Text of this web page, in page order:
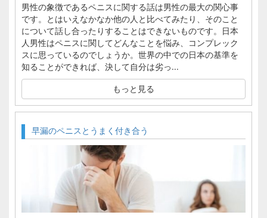
男性の象徴であるペニスに関する話は男性の最大の関心事
です。とはいえなかなか他の人と比べてみたり、そのこと
について話し合ったりすることはできないものです。日本
人男性はペニスに関してどんなことを悩み、コンプレック
スに思っているのでしょうか。世界の中での日本の基準を
知ることができれば、決して自分は劣っ...
もっと見る
早漏のペニスとうまく付き合う